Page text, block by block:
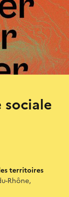
sociale
territoires
Rhône,